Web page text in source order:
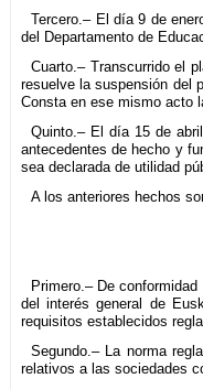
Tercero.– El día 9 de
del Departamento de
Cuarto.– Transcurrido el
resuelve la suspensión del
Consta en ese mismo acto
Quinto.– El día 15 de
antecedentes de hecho y
sea declarada de utilidad
A los anteriores hechos
Primero.– De
del interés general de
requisitos establecidos
Segundo.– La norma
relativos a las sociedades